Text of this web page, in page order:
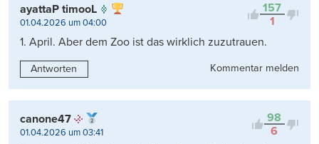
157
1
ayattaP timooL
01.04.2026 um 04:00
1. April. Aber dem Zoo ist das wirklich zuzutrauen.
Antworten Kommentar melden
98
6
canone47
01.04.2026 um 03:41